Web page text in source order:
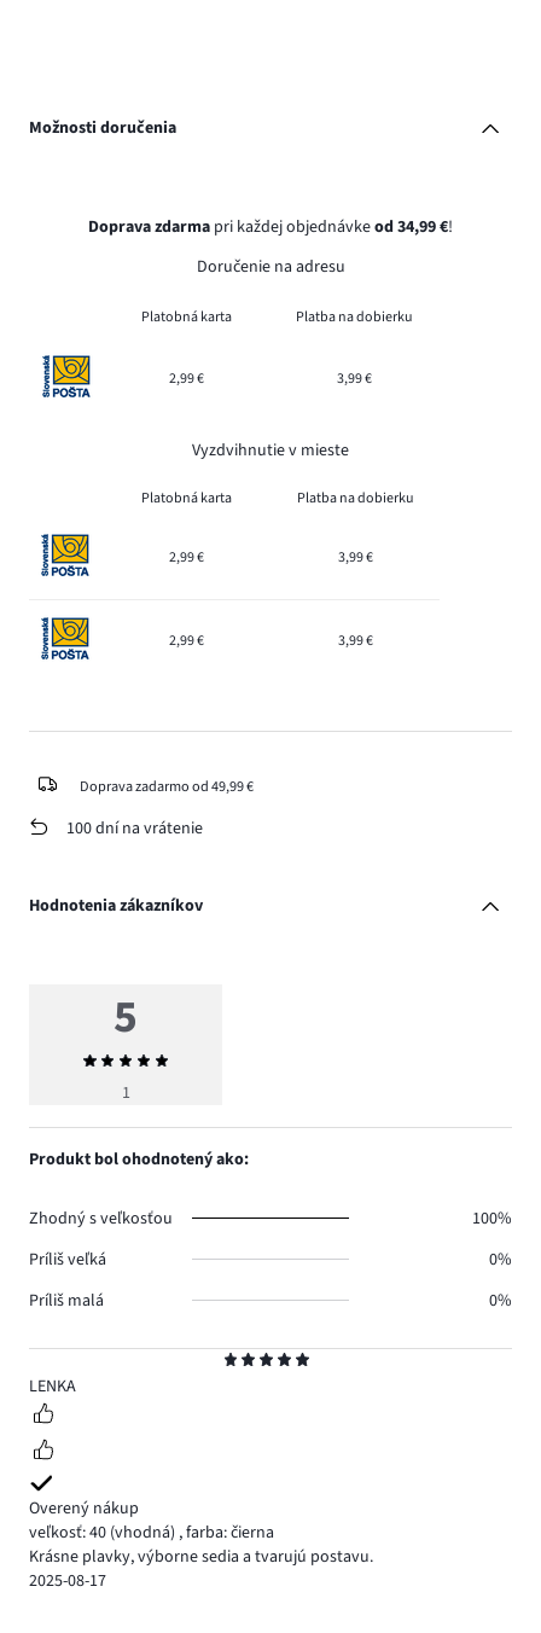
Možnosti doručenia
Doprava zdarma pri každej objednávkeod 34,99 €!
Doručenie na adresu
Platobná karta Platba na dobierku
2,99 € 3,99 €
Vyzdvihnutie v mieste
Platobná karta Platba na dobierku
2,99 € 3,99 €
2,99 € 3,99 €
Doprava zadarmo od 49,99 €
100 dní na vrátenie
Hodnotenia zákazníkov
5LENKA
Overený nákup
veľkosť: 40 (vhodná) ,farba: čierna
Krásne plavky, výborne sedia a tvarujú postavu.
2025-08-17
5
Priemerné
hodnotenie
1
Produkt bol ohodnotený ako:
Zhodný s veľkosťou
100%
Príliš veľká
0%
Príliš malá
0%